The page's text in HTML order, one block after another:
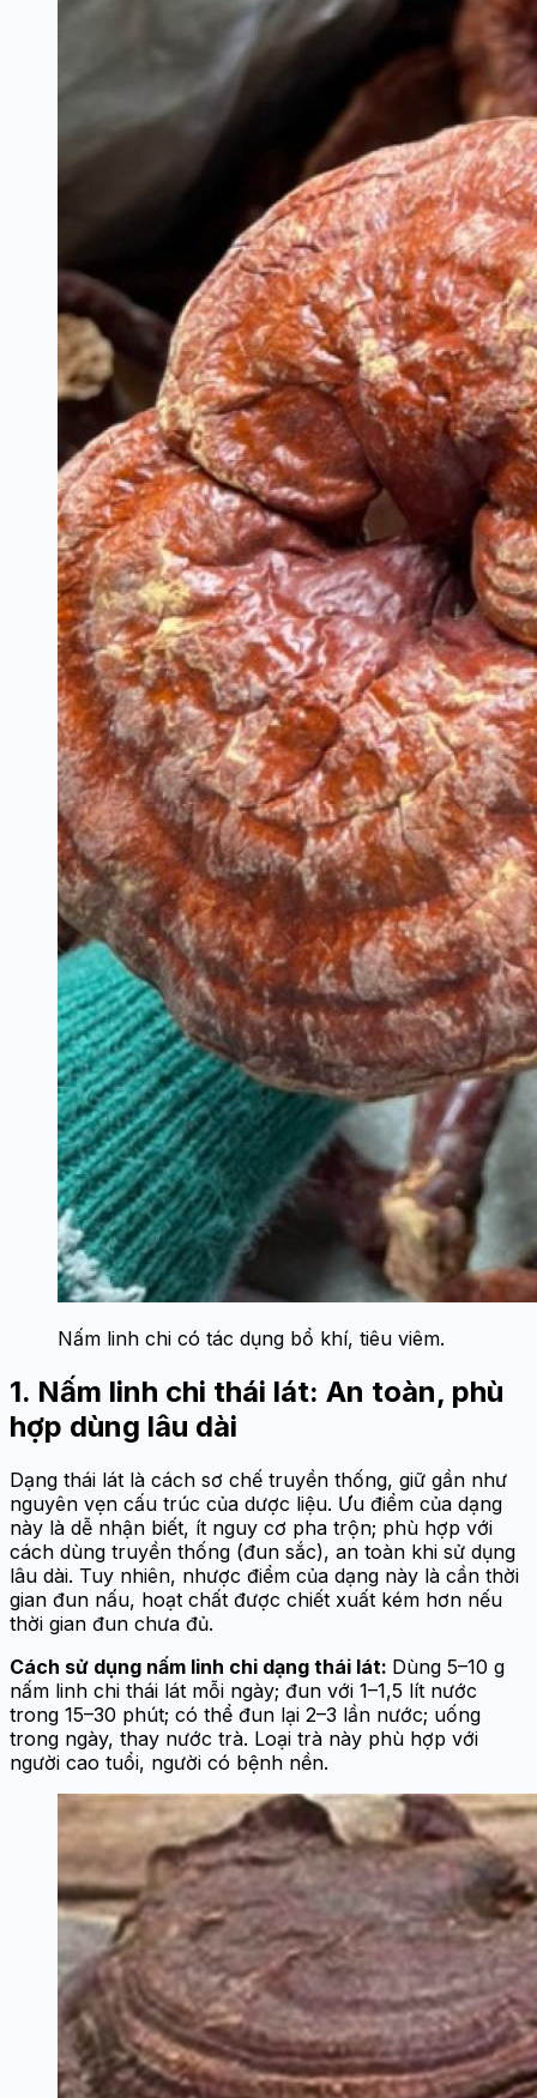
Nấm linh chi có tác dụng bổ khí, tiêu viêm.
1. Nấm linh chi thái lát: An toàn, phù
hợp dùng lâu dài
Dạng thái lát là cách sơ chế truyền thống, giữ gần như
nguyên vẹn cấu trúc của dược liệu. Ưu điểm của dạng
này là dễ nhận biết, ít nguy cơ pha trộn; phù hợp với
cách dùng truyền thống (đun sắc), an toàn khi sử dụng
lâu dài. Tuy nhiên, nhược điểm của dạng này là cần thời
gian đun nấu, hoạt chất được chiết xuất kém hơn nếu
thời gian đun chưa đủ.
Cách sử dụng nấm linh chi dạng thái lát: Dùng 5–10 g
nấm linh chi thái lát mỗi ngày; đun với 1–1,5 lít nước
trong 15–30 phút; có thể đun lại 2–3 lần nước; uống
trong ngày, thay nước trà. Loại trà này phù hợp với
người cao tuổi, người có bệnh nền.